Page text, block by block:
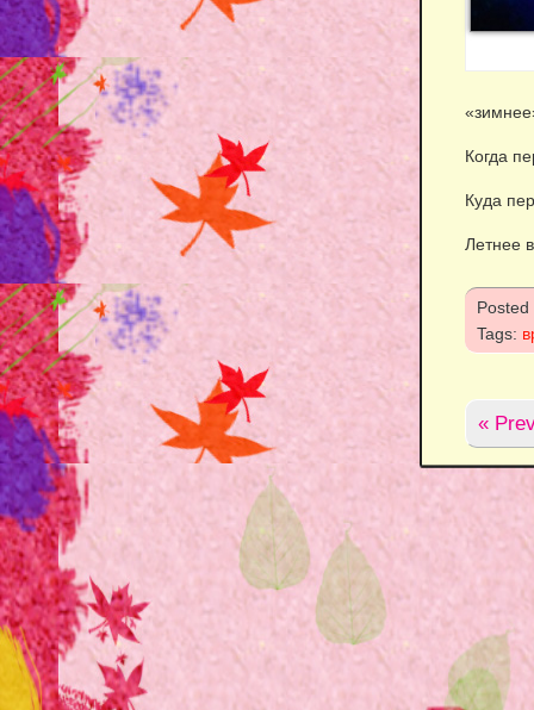
Когда
Куда
Летнее
Tags:
«